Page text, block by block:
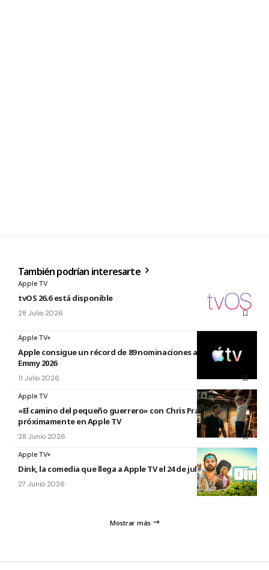
También podrían interesarte
Apple TV
tvOS 26.6 está disponible
28 Julio 2026
Apple TV+
Apple consigue un récord de 89 nominaciones a los premios
Emmy 2026
11 Julio 2026
Apple TV
«El camino del pequeño guerrero» con Chris Pratt
próximamente en Apple TV
28 Junio 2026
Apple TV+
Dink, la comedia que llega a Apple TV el 24 de julio
27 Junio 2026
Mostrar más